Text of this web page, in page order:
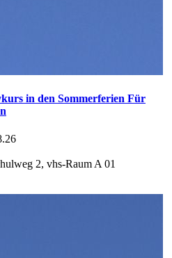
in den Sommerferien Für
2, vhs-Raum A 01